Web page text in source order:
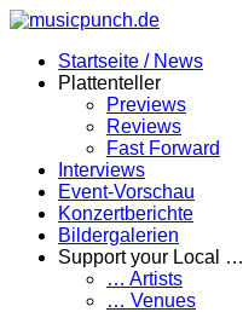
Zum
springenStartseite / News
Plattenteller
Previews
Reviews
Fast Forward
Interviews
Event-Vorschau
Konzertberichte
Bildergalerien
Support your Local …
… Artists
… Venues